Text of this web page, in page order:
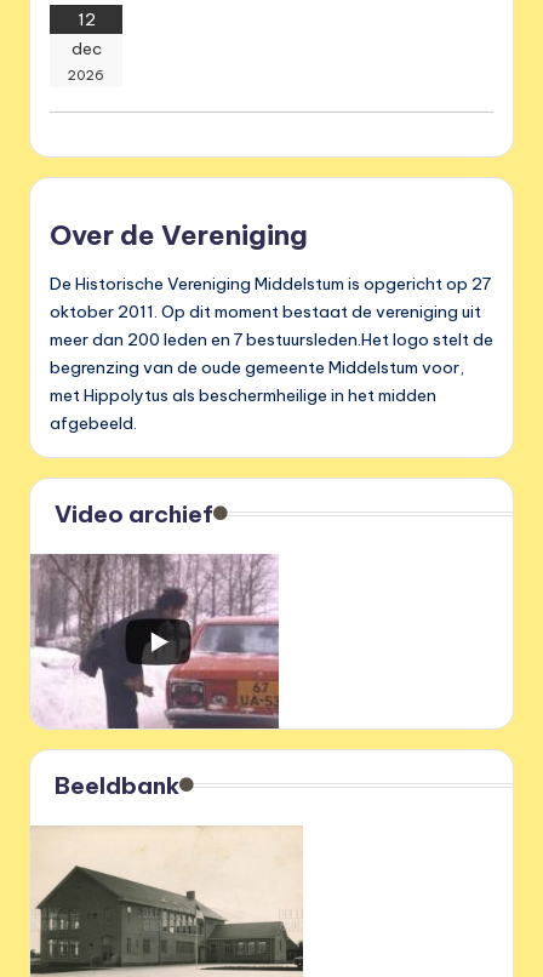
12
dec
2026
Over de Vereniging
De Historische Vereniging Middelstum is opgericht op 27
oktober 2011. Op dit moment bestaat de vereniging uit
meer dan 200 leden en 7 bestuursleden.Het logo stelt de
begrenzing van de oude gemeente Middelstum voor,
met Hippolytus als beschermheilige in het midden
afgebeeld.
Video archief
Beeldbank